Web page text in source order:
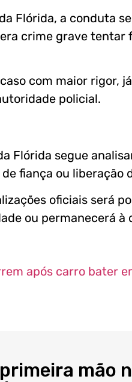
Flórida, a conduta
crime grave
com maior rigor,
policial.
Flórida segue
fiança ou liberação
oficiais será
ou permanecerá
após carro bater
mão